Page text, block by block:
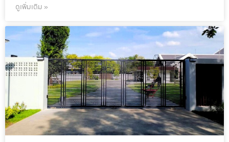
ดูเพิ่มเติม »